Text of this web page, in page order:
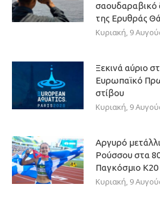
σαουδαραβικό
της Ερυθράς
Κυριακή, 9
Ξεκινά αύριο
Ευρωπαϊκό
στίβου
Κυριακή, 9
Αργυρό
Ρούσσου στα
Παγκόσμιο Κ20
Κυριακή, 9